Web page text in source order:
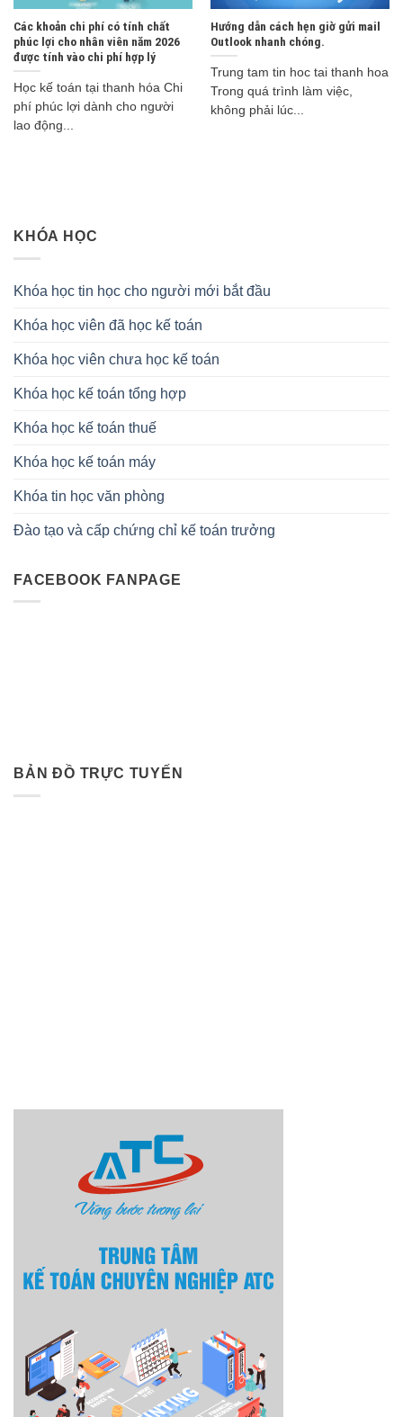
Các khoản chi phí có tính chất
phúc lợi cho nhân viên năm 2026
được tính vào chi phí hợp lý
Học kế toán tại thanh hóa Chi
phí phúc lợi dành cho người
lao động...
Hướng dẫn cách hẹn giờ gửi mail
Outlook nhanh chóng.
Trung tam tin hoc tai thanh hoa
Trong quá trình làm việc,
không phải lúc...
KHÓA HỌC
Khóa học tin học cho người mới bắt đầu
Khóa học viên đã học kế toán
Khóa học viên chưa học kế toán
Khóa học kế toán tổng hợp
Khóa học kế toán thuế
Khóa học kế toán máy
Khóa tin học văn phòng
Đào tạo và cấp chứng chỉ kế toán trưởng
FACEBOOK FANPAGE
BẢN ĐỒ TRỰC TUYẾN